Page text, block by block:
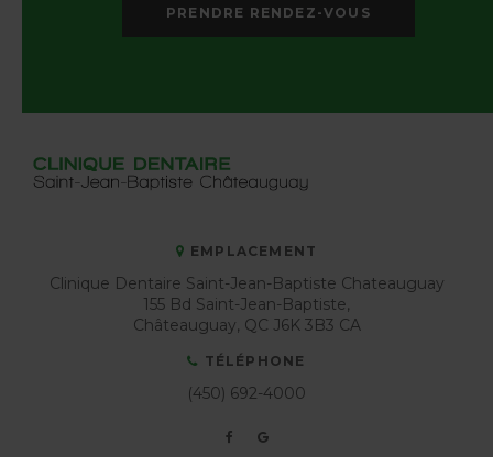
PRENDRE RENDEZ-VOUS
EMPLACEMENT
Clinique Dentaire Saint-Jean-Baptiste Chateauguay
155 Bd Saint-Jean-Baptiste
Châteauguay QC J6K 3B3 CA
TÉLÉPHONE
(450) 692-4000